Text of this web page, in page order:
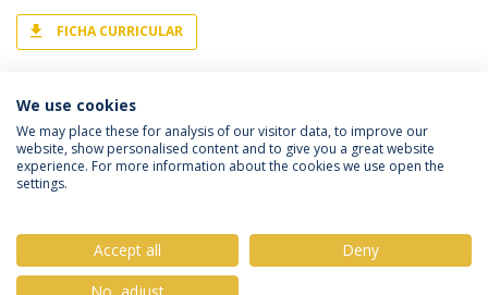
FICHA CURRICULAR
Política de Privacidade
Termos & Condições
We use cookies
We may place these for analysis of our visitor data, to improve our
website, show personalised content and to give you a great website
experience. For more information about the cookies we use open the
settings.
Accept all
Deny